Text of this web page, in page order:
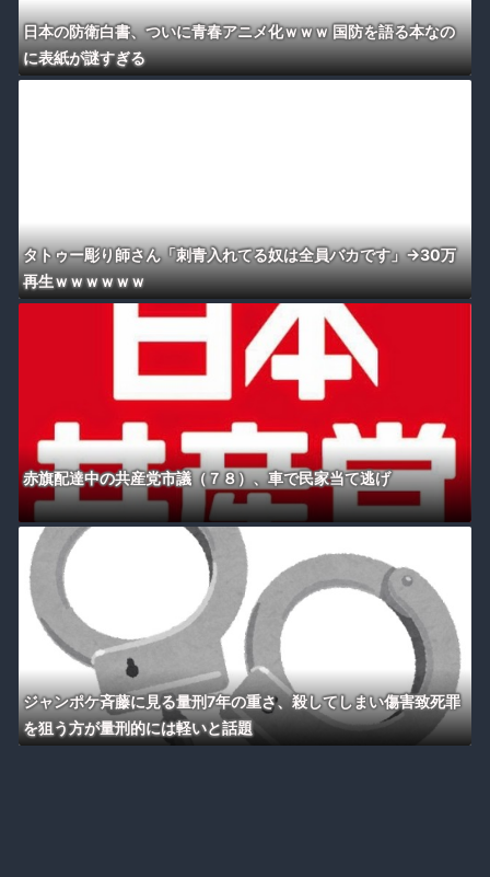
日本の防衛白書、ついに青春アニメ化ｗｗｗ 国防を語る本なの
に表紙が謎すぎる
タトゥー彫り師さん「刺青入れてる奴は全員バカです」→30万
再生ｗｗｗｗｗｗ
赤旗配達中の共産党市議（７８）、車で民家当て逃げ
ジャンポケ斉藤に見る量刑7年の重さ、殺してしまい傷害致死罪
を狙う方が量刑的には軽いと話題